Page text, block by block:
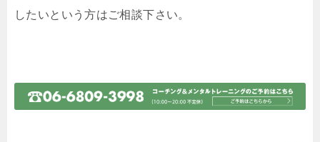
したいという方はご相談下さい。